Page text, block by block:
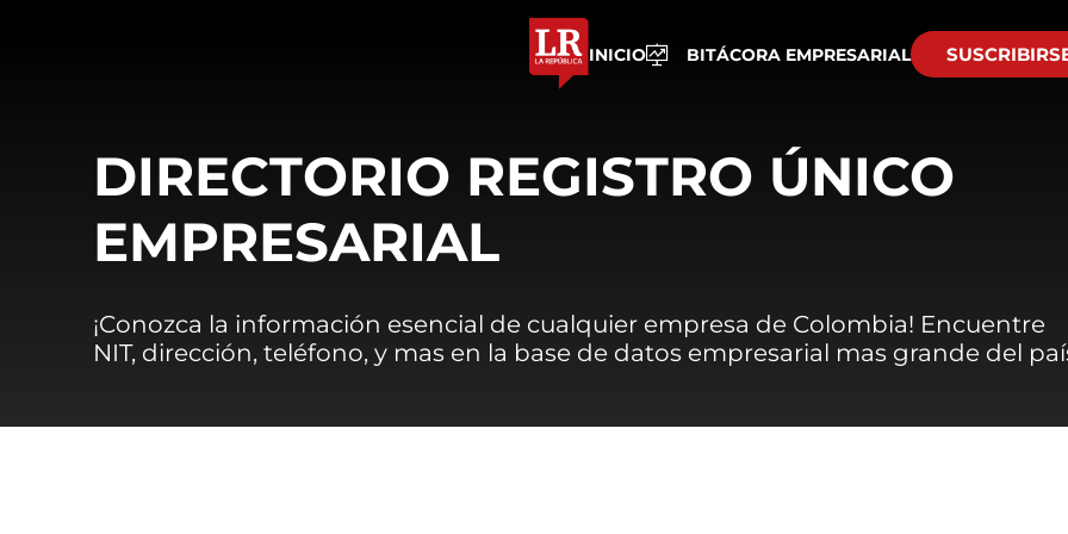
INICIO BITÁCORA EMPRESARIAL
DIRECTORIO REGISTRO ÚNICO
EMPRESARIAL
¡Conozca la información esencial de cualquier empresa de Colombia! Encuentre
NIT, dirección, teléfono, y mas en la base de datos empresarial mas grande del